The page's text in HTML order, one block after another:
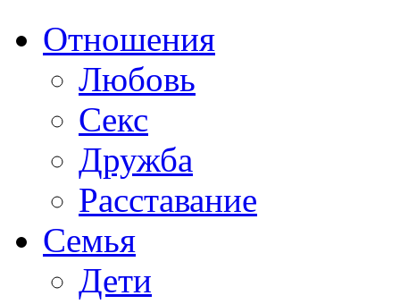
Отношения
Любовь
Секс
Дружба
Расставание
Семья
Дети